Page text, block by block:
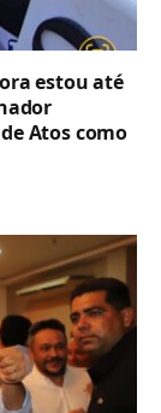
estou até
Atos como